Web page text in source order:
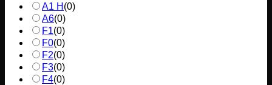
A1 H (0)
A6(0)
F1(0)
F0(0)
F2(0)
F3(0)
F4(0)